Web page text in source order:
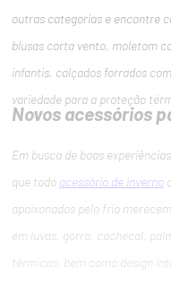
outras categorias e encontre
blusas corta vento, moletom
infantis, calçados forrados
variedade para a proteção
Novos acessórios
Em busca de boas
que todo acessório de inverno
apaixonados pelo frio
em luvas, gorro, cachecol,
térmicas, bem como design